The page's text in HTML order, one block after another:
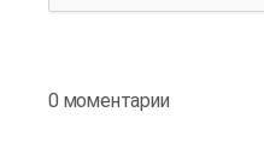
0 моментарии